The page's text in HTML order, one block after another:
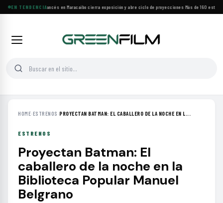
EN TENDENCIA
Festival de Cine Francés en Maracaibo cierra exposición y abre ciclo de proyecciones·Más de 160
HOME›ESTRENOS ›PROYECTAN BATMAN: EL CABALLERO DE LA NOCHE EN L...
ESTRENOS
Proyectan Batman: El
caballero de la noche en la
Biblioteca Popular Manuel
Belgrano